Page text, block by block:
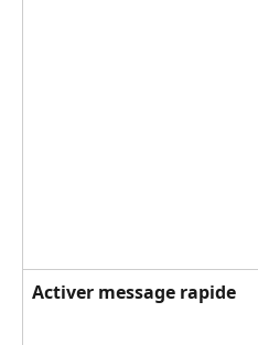
Activer message rapide